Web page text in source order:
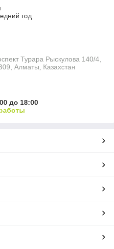
год
Турара Рыскулова 140/4,
Алматы, Казахстан
до 18:00